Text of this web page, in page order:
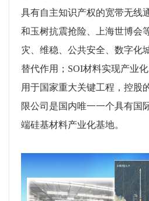
具有自主知识产权的宽带无线
和玉树抗震抢险、上海世博会
灾、维稳、公共安全、数字化
替代作用； SOI材料实现产业
用于国家重大关键工程，控股
限公司是国内唯一一个具有国
端硅基材料产业化基地。